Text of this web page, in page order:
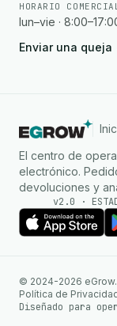
HORARIO
lun–vie ·
Enviar una queja
El centro de
electrónico.
devoluciones y
© 2024-2026
Política de
Diseñado para